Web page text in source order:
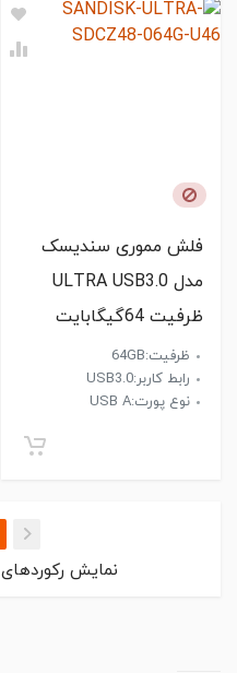
فلش مموری سندیسک
مدل ULTRA USB3.0
ظرفیت 64گیگابایت
ظرفیت:64GB
رابط کاربر:USB3.0
نوع پورت:USB A
نمایش رکوردهای